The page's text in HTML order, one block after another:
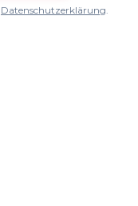
Datenschutzerklärung